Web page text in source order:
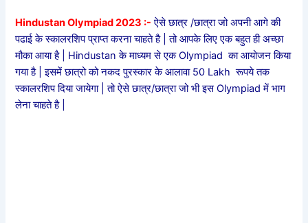
Hindustan Olympiad 2023 :- ऐसे छात्र /छात्रा जो अपनी आगे की
पढाई के स्कालरशिप प्राप्त करना चाहते है | तो आपके लिए एक बहुत ही अच्छा
मौका आया है | Hindustan के माध्यम से एक Olympiad का आयोजन किया
गया है | इसमें छात्रो को नकद पुरस्कार के आलावा 50 Lakh रूपये तक
स्कालरशिप दिया जायेगा | तो ऐसे छात्र/छात्रा जो भी इस Olympiad में भाग
लेना चाहते है |